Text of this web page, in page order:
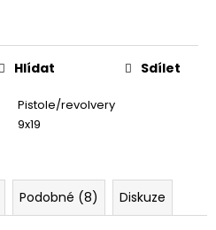
Pistole/revolvery
9x19
Hlídat Sdílet
Podobné (8) Diskuze